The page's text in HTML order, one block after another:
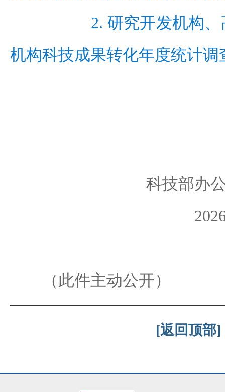
2. 研究开发机构
机构科技成果转化年度统计调
科技部办
（此件主动公开）
[返回顶部]